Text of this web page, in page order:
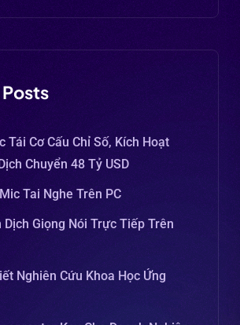
Tái Cơ Cấu Chỉ Số, Kích Hoạt
Chuyển 48 Tỷ USD
Tai Nghe Trên PC
Dịch Giọng Nói Trực Tiếp Trên
Nghiên Cứu Khoa Học Ứng